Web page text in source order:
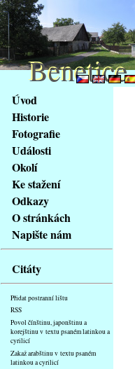
obsah
stránky
Klávesové
zkratky
tomto
webu
základní
Hlavní
strana
Úvod
Historie
Fotografie
Události
Okolí
Ke stažení
Odkazy
O stránkách
Napište nám
Citáty
Přidat postranní lištu
RSS
Povol čínštinu, japonštinu a
korejštinu v textu psaném latinkou a
cyrilicí
Zakaž arabštinu v textu psaném
latinkou a cyrilicí
Benetice
Benetice